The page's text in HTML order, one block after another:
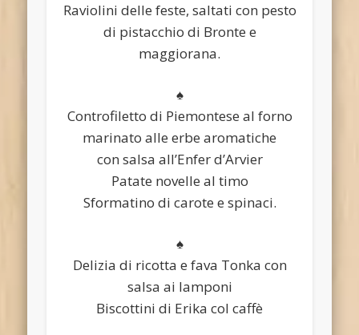
Raviolini delle feste, saltati con pesto
di pistacchio di Bronte e
maggiorana.
♠
Controfiletto di Piemontese al forno
marinato alle erbe aromatiche
con salsa all’Enfer d’Arvier
Patate novelle al timo
Sformatino di carote e spinaci.
♠
Delizia di ricotta e fava Tonka con
salsa ai lamponi
Biscottini di Erika col caffè